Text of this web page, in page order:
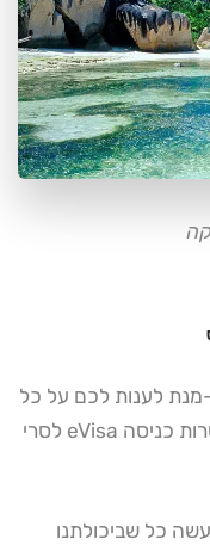
מנת לענות לכם על כל
שאלה ולעזור בכל בקשה בהקשר לאשרות כניסה eVisa לסרי
כל שביכולתנו